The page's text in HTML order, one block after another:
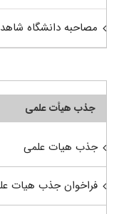
مصاحبه دانشگاه شاهد
جذب هیأت علمی
جذب هیات علمی
فراخوان جذب هیات علمی